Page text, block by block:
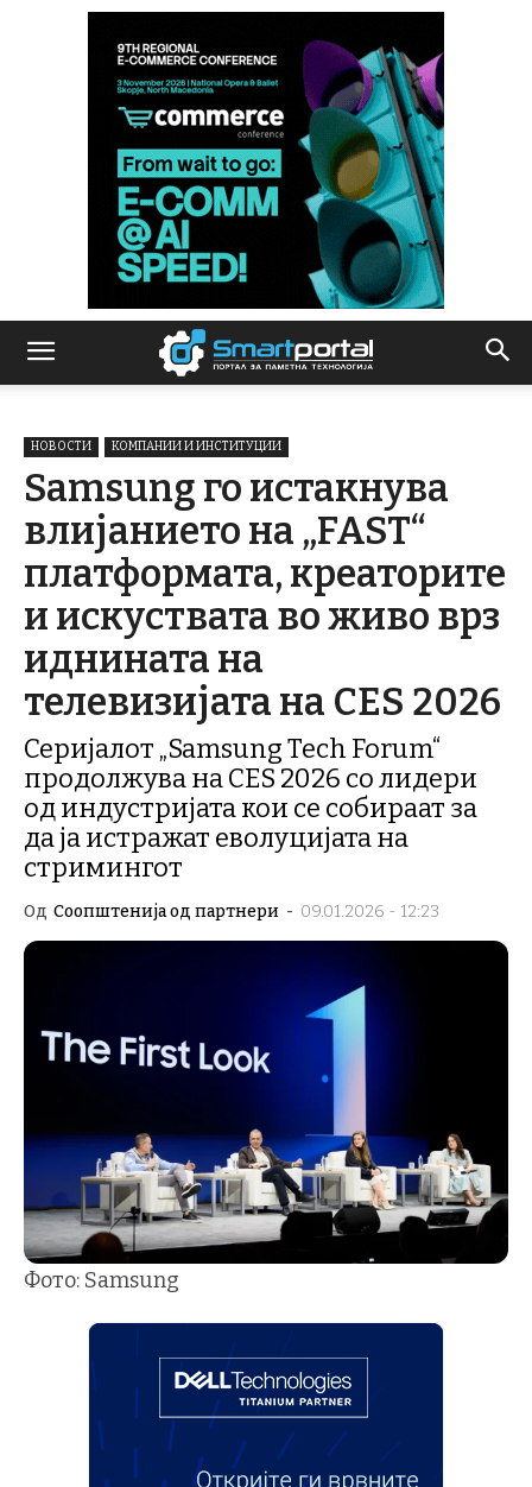
НОВОСТИ КОМПАНИИ И ИНСТИТУЦИИ
Samsung го истакнува
влијанието на „FAST“
платформата, креаторите
и искуствата во живо врз
иднината на
телевизијата на CES 2026
Серијалот „Samsung Tech Forum“
продолжува на CES 2026 со лидери
од индустријата кои се собираат за
да ја истражат еволуцијата на
стримингот
Од Соопштенија од партнери - 09.01.2026 - 12:23
Фото: Samsung